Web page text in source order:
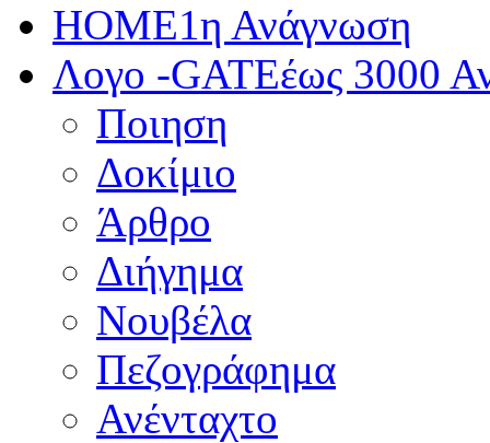
HOME1η Ανάγνωση
Λογο -GATEέως 3000
Ποιηση
Δοκίμιο
Άρθρο
Διήγημα
Νουβέλα
Πεζογράφημα
Ανένταχτο